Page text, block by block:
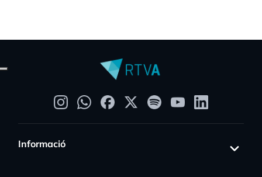
Informació